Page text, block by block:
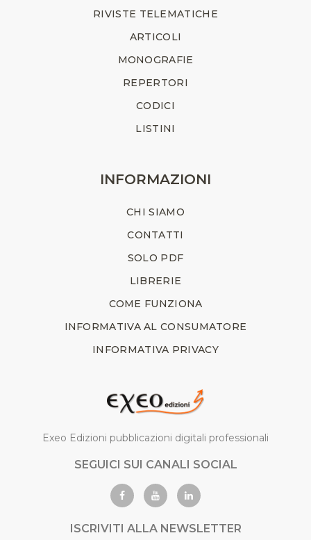
RIVISTE TELEMATICHE
ARTICOLI
MONOGRAFIE
REPERTORI
CODICI
LISTINI
INFORMAZIONI
CHI SIAMO
CONTATTI
SOLO PDF
LIBRERIE
COME FUNZIONA
INFORMATIVA AL CONSUMATORE
INFORMATIVA PRIVACY
Exeo Edizioni pubblicazioni digitali professionali
SEGUICI SUI CANALI SOCIAL
ISCRIVITI ALLA NEWSLETTER